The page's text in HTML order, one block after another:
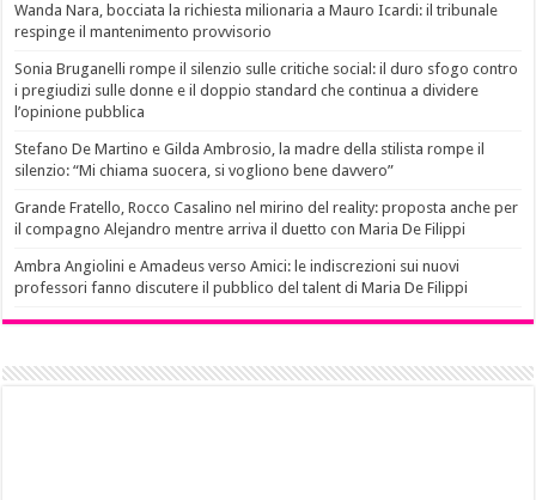
Wanda Nara, bocciata la richiesta milionaria a Mauro Icardi: il tribunale
respinge il mantenimento provvisorio
Sonia Bruganelli rompe il silenzio sulle critiche social: il duro sfogo contro
i pregiudizi sulle donne e il doppio standard che continua a dividere
l’opinione pubblica
Stefano De Martino e Gilda Ambrosio, la madre della stilista rompe il
silenzio: “Mi chiama suocera, si vogliono bene davvero”
Grande Fratello, Rocco Casalino nel mirino del reality: proposta anche per
il compagno Alejandro mentre arriva il duetto con Maria De Filippi
Ambra Angiolini e Amadeus verso Amici: le indiscrezioni sui nuovi
professori fanno discutere il pubblico del talent di Maria De Filippi